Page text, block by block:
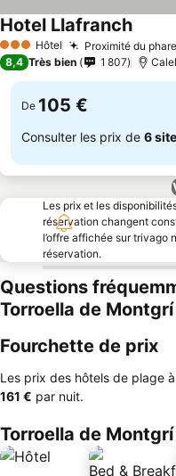
3 ÉtoilesHôtel Proximité du
Hotel Llafranch
8,4 Très bien 1 807
De 105 €
Consulter les prix de 6
Les prix et les
réservation changent
l’offre affichée sur trivago
réservation.
Questions
Torroella de Montgrí
Fourchette de prix
Les prix des hôtels de plage
‎161 € par nuit.
Torroella de